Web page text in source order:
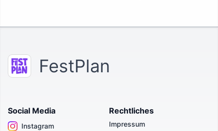
FestPlan
Social Media
Instagram
Rechtliches
Impressum